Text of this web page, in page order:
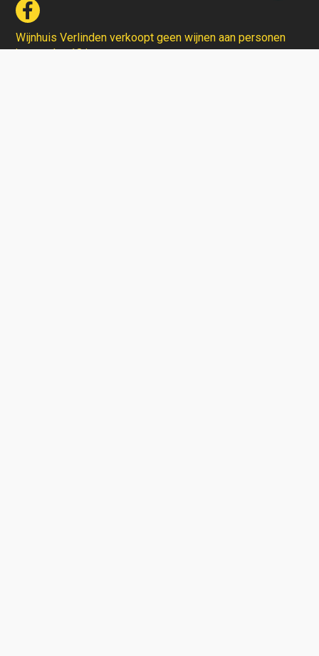
Wijnhuis Verlinden verkoopt geen wijnen aan personen
jonger dan 18 jaar.